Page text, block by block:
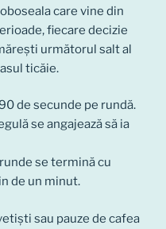
care vine din
fiecare decizie
următorul salt al
ticăie.
de secunde pe rundă.
se angajează să ia
se termină cu
de un minut.
sau pauze de cafea